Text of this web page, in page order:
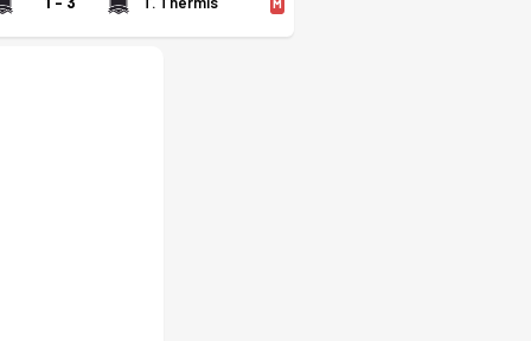
M